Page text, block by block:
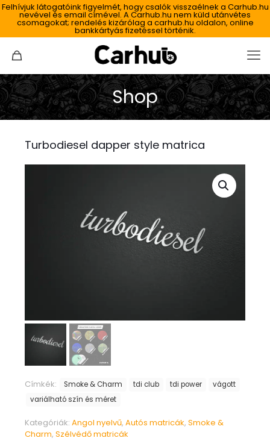
Felhívjuk látogatóink figyelmét, hogy csalók visszaélnek a Carhub.hu
nevével és email címével. A Carhub.hu nem küld utánvétes
csomagokat; rendelés kizárólag a carhub.hu oldalon, online
bankkártyás fizetéssel történik.
Shop
Turbodiesel dapper style matrica
Címkék: Smoke & Charm tdi club tdi power
vágott
variálható szín és méret
Kategóriák: Angol nyelvű, Autós matricák, Smoke &
Charm, Szélvédő matricák